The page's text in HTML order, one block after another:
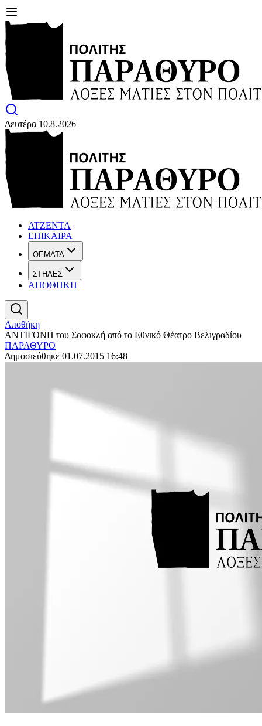
Δευτέρα 10.8.2026
ΑΤΖΕΝΤΑ
ΕΠΙΚΑΙΡΑ
ΘΕΜΑΤΑ
ΣΤΗΛΕΣ
ΑΠΟΘΗΚΗ
Αποθήκη
ΑΝΤΙΓΟΝΗ του Σοφοκλή από το Εθνικό Θέατρο Βελιγραδίου
ΠΑΡΑΘΥΡΟ
Δημοσιεύθηκε 01.07.2015 16:48